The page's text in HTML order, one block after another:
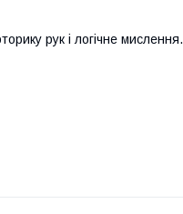
рук і логічне мислення.